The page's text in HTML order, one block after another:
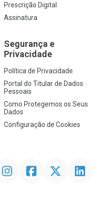
Prescrição Digital
Assinatura
Segurança e
Privacidade
Política de Privacidade
Portal do Titular de Dados
Pessoais
Como Protegemos os Seus
Dados
Configuração de Cookies
FacebookTwitter Linkedin